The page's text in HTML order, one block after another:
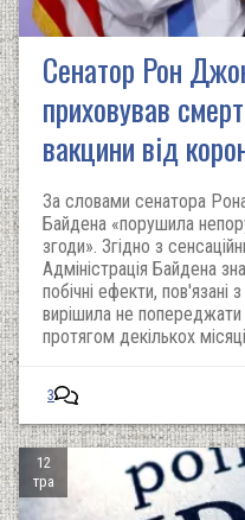
Сенатор Рон
приховував
вакцини від
За словами сенатора
Байдена «порушила
згоди». Згідно з
Адміністрація Байдена
побічні ефекти, пов'язані
вирішила не
протягом декількох
3
12
тра